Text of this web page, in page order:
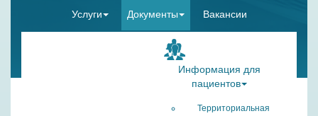
Услуги Документы Вакансии
Информация для
пациентов
Территориальная